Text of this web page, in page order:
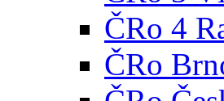
ČRo 4
ČRo